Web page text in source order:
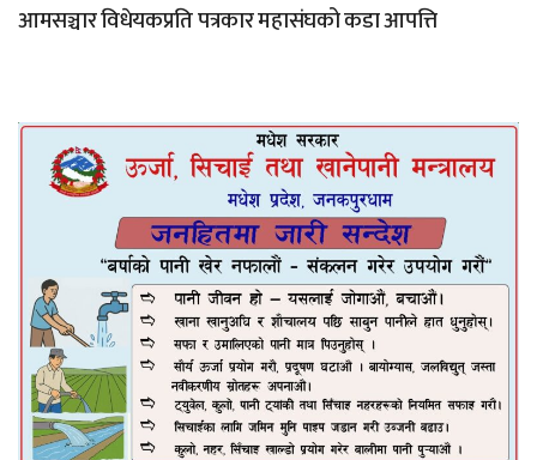
आमसञ्चार विधेयकप्रति पत्रकार महासंघको कडा आपत्ति